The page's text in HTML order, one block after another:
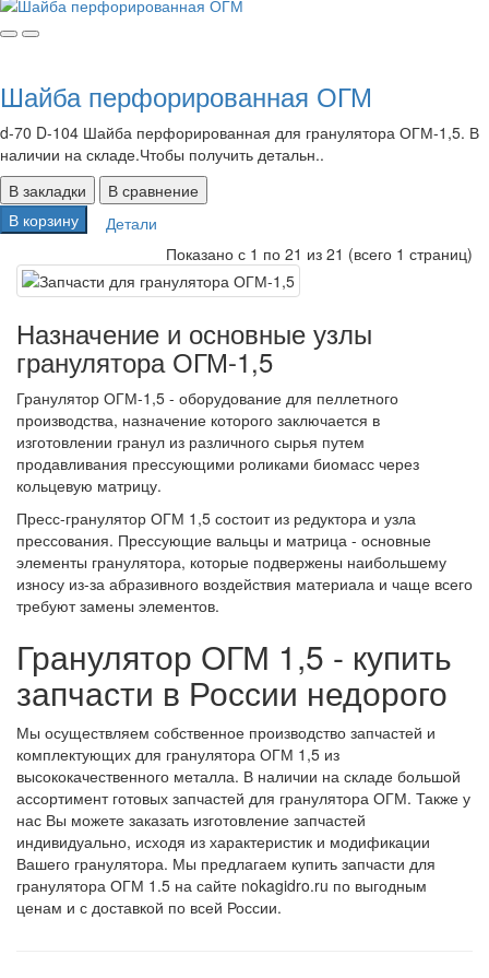
Шайба перфорированная ОГМ
d-70 D-104 Шайба перфорированная для гранулятора ОГМ-1,5. В
наличии на складе.Чтобы получить детальн..
В закладки
В сравнение
В корзину
Детали
Показано с 1 по 21 из 21 (всего 1 страниц)
Назначение и основные узлы
гранулятора ОГМ-1,5
Гранулятор ОГМ-1,5 - оборудование для пеллетного
производства, назначение которого заключается в
изготовлении гранул из различного сырья путем
продавливания прессующими роликами биомасс через
кольцевую матрицу.
Пресс-гранулятор ОГМ 1,5 состоит из редуктора и узла
прессования. Прессующие вальцы и матрица - основные
элементы гранулятора, которые подвержены наибольшему
износу из-за абразивного воздействия материала и чаще всего
требуют замены элементов.
Гранулятор ОГМ 1,5 - купить
запчасти в России недорого
Мы осуществляем собственное производство запчастей и
комплектующих для гранулятора ОГМ 1,5 из
высококачественного металла. В наличии на складе большой
ассортимент готовых запчастей для гранулятора ОГМ. Также у
нас Вы можете заказать изготовление запчастей
индивидуально, исходя из характеристик и модификации
Вашего гранулятора. Мы предлагаем купить запчасти для
гранулятора ОГМ 1.5 на сайте nokagidro.ru по выгодным
ценам и с доставкой по всей России.